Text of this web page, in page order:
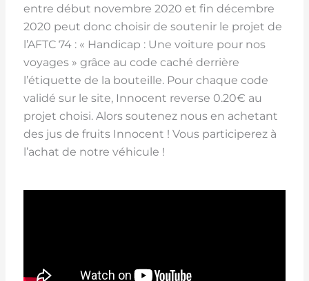
entre début novembre 2020 et fin décembre
2020 peut donc choisir de soutenir le projet de
l’AFTC 74 : « Handicap : Une voiture pour nos
voyages » grâce au code caché derrière
l’étiquette de la bouteille. Pour chaque code
validé sur le site, Innocent reverse 0.20€ au
projet choisi. Alors soutenez nous en achetant
des jus de fruits Innocent ! Vous participerez à
l’achat de notre véhicule !